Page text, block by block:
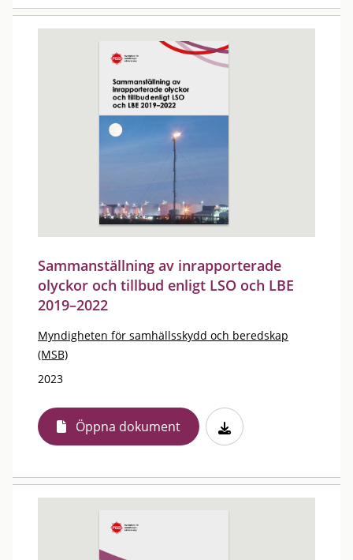
Sammanställning av inrapporterade
olyckor och tillbud enligt LSO och LBE
2019–2022
Myndigheten för samhällsskydd och beredskap
(MSB)
2023
Öppna dokument